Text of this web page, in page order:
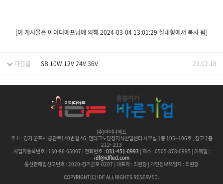
[이 게시물은 아이디에프님에 의해 2024-03-04 13:01:29 실내형에서 복사 됨]
다음글 SB 10W 12V 24V 36V 22.02.18
(주)아이디에프
주소 : 경기 군포시 공단로140번길 46, 엠테크노당정지식산업센터 사무실 1층 105~106호 , 창고 2층
212~213
사업자등록번호 : 130-86-65007 | 전화번호 : 031-451-0993 | 팩스 : 0505-878-0995 | 이메일 :
idf@idfled.com
통신판매업신고번호 : 2020-경기군포-0207 | 대표자 : 최원창 | 개인정보책임자 : 최원창
COPYRIGHT(C) IDF ALL RIGHTS RESERVED.